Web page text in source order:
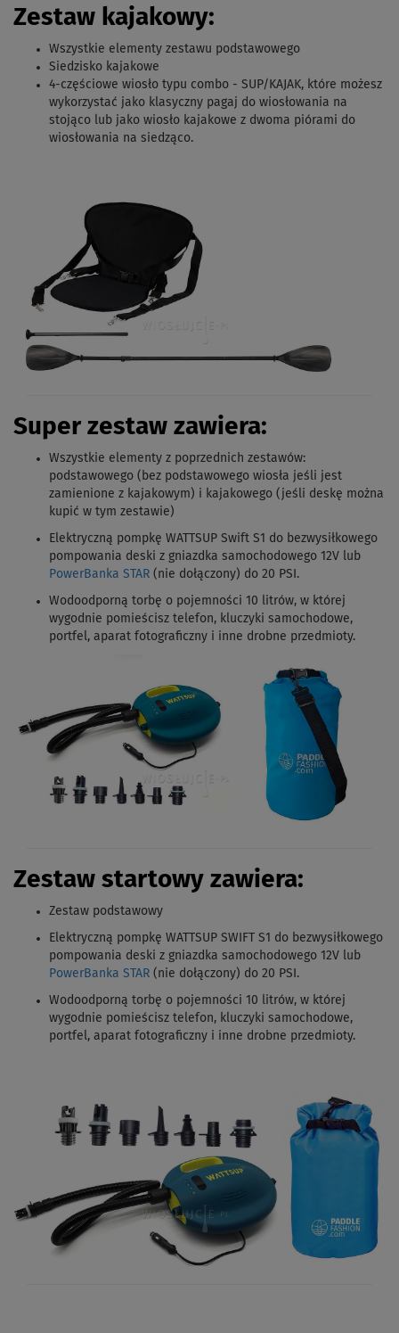
Zestaw kajakowy:
Wszystkie elementy zestawu podstawowego
Siedzisko kajakowe
4-częściowe wiosło typu combo - SUP/KAJAK, które możesz
wykorzystać jako klasyczny pagaj do wiosłowania na
stojąco lub jako wiosło kajakowe z dwoma piórami do
wiosłowania na siedząco.
Super zestaw zawiera:
Wszystkie elementy z poprzednich zestawów:
podstawowego (bez podstawowego wiosła jeśli jest
zamienione z kajakowym) i kajakowego (jeśli deskę można
kupić w tym zestawie)
Elektryczną pompkę WATTSUP Swift S1 do bezwysiłkowego
pompowania deski z gniazdka samochodowego 12V lub
PowerBanka STAR (nie dołączony) do 20 PSI.
Wodoodporną torbę o pojemności 10 litrów, w której
wygodnie pomieścisz telefon, kluczyki samochodowe,
portfel, aparat fotograficzny i inne drobne przedmioty.
Zestaw startowy zawiera:
Zestaw podstawowy
Elektryczną pompkę WATTSUP SWIFT S1 do bezwysiłkowego
pompowania deski z gniazdka samochodowego 12V lub
PowerBanka STAR (nie dołączony) do 20 PSI.
Wodoodporną torbę o pojemności 10 litrów, w której
wygodnie pomieścisz telefon, kluczyki samochodowe,
portfel, aparat fotograficzny i inne drobne przedmioty.